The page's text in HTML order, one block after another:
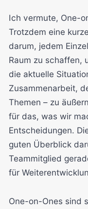
Ich vermute, One-
Trotzdem eine
darum, jedem
Raum zu schaffen,
die aktuelle
Zusammenarbeit,
Themen – zu
für das, was wir
Entscheidungen.
guten Überblick
Teammitglied
für
One-on-Ones sind